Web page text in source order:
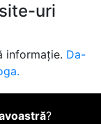
uri
informație. Da-
?